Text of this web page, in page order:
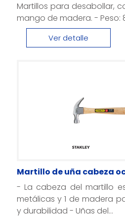
Martillos para desabollar,
mango de madera. - Peso:
Ver detalle
Martillo de uña cabeza
- La cabeza del martillo
metálicas y 1 de madera
y durabilidad - Uñas del...